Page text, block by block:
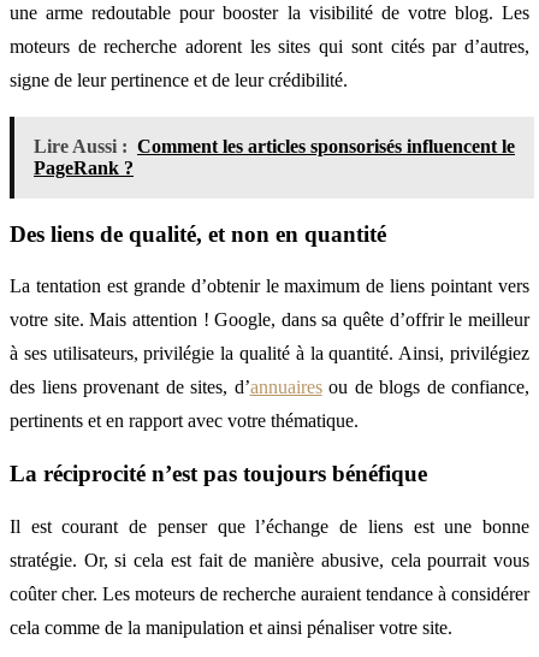
une arme redoutable pour booster la visibilité de votre blog. Les
moteurs de recherche adorent les sites qui sont cités par d’autres,
signe de leur pertinence et de leur crédibilité.
Lire Aussi : Comment les articles sponsorisés influencent le
PageRank ?
Des liens de qualité, et non en quantité
La tentation est grande d’obtenir le maximum de liens pointant vers
votre site. Mais attention ! Google, dans sa quête d’offrir le meilleur
à ses utilisateurs, privilégie la qualité à la quantité. Ainsi, privilégiez
des liens provenant de sites, d’annuairesou de blogs de confiance,
pertinents et en rapport avec votre thématique.
La réciprocité n’est pas toujours bénéfique
Il est courant de penser que l’échange de liens est une bonne
stratégie. Or, si cela est fait de manière abusive, cela pourrait vous
coûter cher. Les moteurs de recherche auraient tendance à considérer
cela comme de la manipulation et ainsi pénaliser votre site.